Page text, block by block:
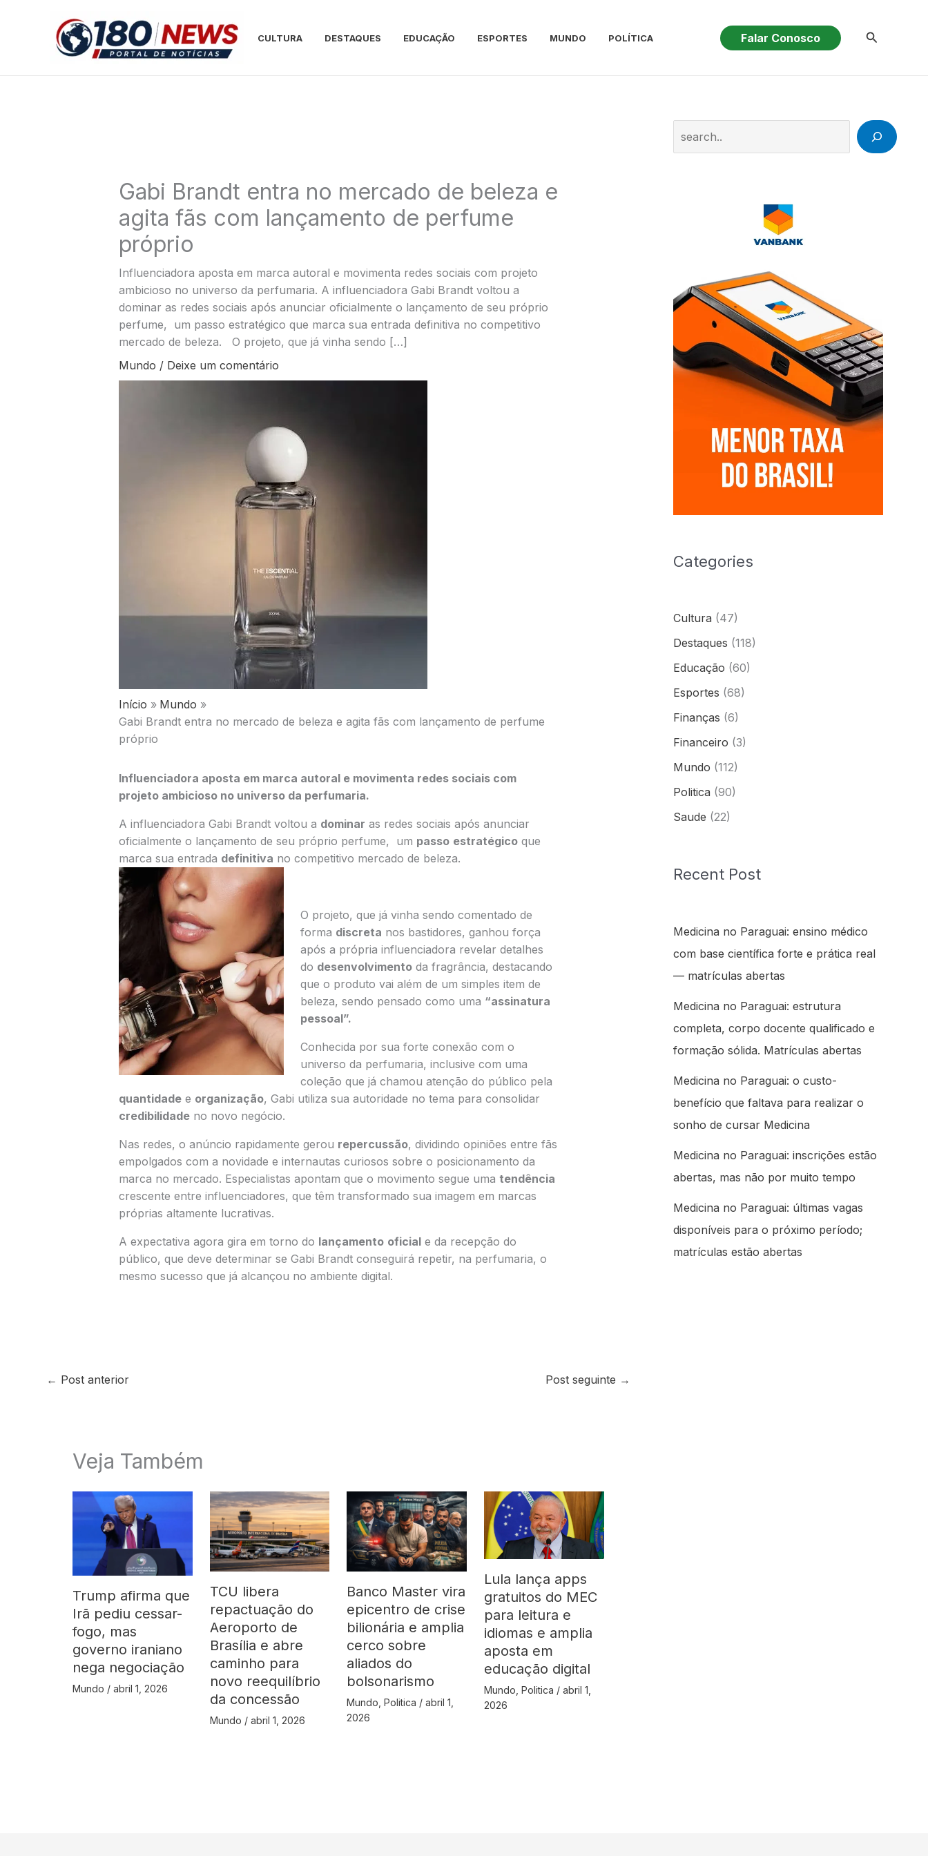
CULTURA DESTAQUES EDUCAÇÃO ESPORTES MUNDO POLÍTICA Falar Conosco Pesquisar
Gabi Brandt entra no mercado de beleza e
agita fãs com lançamento de perfume
próprio
Influenciadora aposta em marca autoral e movimenta redes sociais com projeto
ambicioso no universo da perfumaria. A influenciadora Gabi Brandt voltou a
dominar as redes sociais após anunciar oficialmente o lançamento de seu próprio
perfume, um passo estratégico que marca sua entrada definitiva no competitivo
mercado de beleza. O projeto, que já vinha sendo […]
Mundo / Deixe um comentário
Início
Mundo
Gabi Brandt entra no mercado de beleza e agita fãs com lançamento de perfume
próprio
Influenciadora aposta em marca autoral e movimenta redes sociais com
projeto ambicioso no universo da perfumaria.
A influenciadora Gabi Brandt voltou a dominar as redes sociais após anunciar
oficialmente o lançamento de seu próprio perfume, um passo estratégicoque
marca sua entrada definitiva no competitivo mercado de beleza.
O projeto, que já vinha sendo comentado de
forma discreta nos bastidores, ganhou força
após a própria influenciadora revelar detalhes
do desenvolvimentoda fragrância, destacando
que o produto vai além de um simples item de
beleza, sendo pensado como uma “assinatura
pessoal”.
Conhecida por sua forte conexão com o
universo da perfumaria, inclusive com uma
coleção que já chamou atenção do público pela
quantidadee organização, Gabi utiliza sua autoridade no tema para consolidar
credibilidadeno novo negócio.
Nas redes, o anúncio rapidamente gerou repercussão, dividindo opiniões entre fãs
empolgados com a novidade e internautas curiosos sobre o posicionamento da
marca no mercado. Especialistas apontam que o movimento segue uma tendência
crescente entre influenciadores, que têm transformado sua imagem em marcas
próprias altamente lucrativas.
A expectativa agora gira em torno do lançamento oficiale da recepção do
público, que deve determinar se Gabi Brandt conseguirá repetir, na perfumaria, o
mesmo sucesso que já alcançou no ambiente digital.
← Post anterior Post seguinte →
Veja Também
Trump afirma que
Irã pediu cessar-
fogo, mas
governo iraniano
nega negociação
Mundo / abril 1, 2026
TCU libera
repactuação do
Aeroporto de
Brasília e abre
caminho para
novo reequilíbrio
da concessão
Mundo / abril 1, 2026
Banco Master vira
epicentro de crise
bilionária e amplia
cerco sobre
aliados do
bolsonarismo
Mundo ,Politica /abril 1,
2026
Lula lança apps
gratuitos do MEC
para leitura e
idiomas e amplia
aposta em
educação digital
Mundo ,Politica /abril 1,
2026
Categories
Cultura (47)
Destaques (118)
Educação (60)
Esportes (68)
Finanças (6)
Financeiro (3)
Mundo (112)
Politica (90)
Saude (22)
Recent Post
Medicina no Paraguai: ensino médico
com base científica forte e prática real
— matrículas abertas
Medicina no Paraguai: estrutura
completa, corpo docente qualificado e
formação sólida. Matrículas abertas
Medicina no Paraguai: o custo-
benefício que faltava para realizar o
sonho de cursar Medicina
Medicina no Paraguai: inscrições estão
abertas, mas não por muito tempo
Medicina no Paraguai: últimas vagas
disponíveis para o próximo período;
matrículas estão abertas